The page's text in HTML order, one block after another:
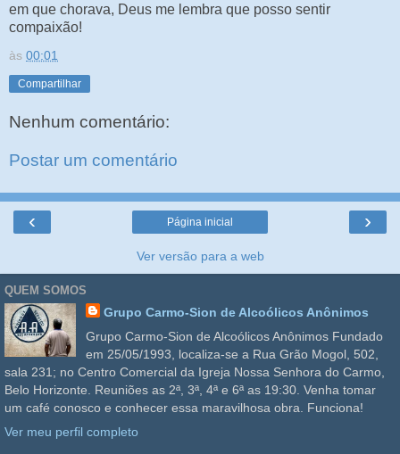
em que chorava, Deus me lembra que posso sentir
compaixão!
às 00:01
Compartilhar
Nenhum comentário:
Postar um comentário
‹ ›
Página inicial
Ver versão para a web
QUEM SOMOS
Grupo Carmo-Sion de Alcoólicos Anônimos
Grupo Carmo-Sion de Alcoólicos Anônimos Fundado
em 25/05/1993, localiza-se a Rua Grão Mogol, 502,
sala 231; no Centro Comercial da Igreja Nossa Senhora do Carmo,
Belo Horizonte. Reuniões as 2ª, 3ª, 4ª e 6ª as 19:30. Venha tomar
um café conosco e conhecer essa maravilhosa obra. Funciona!
Ver meu perfil completo